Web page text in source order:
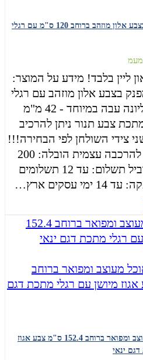
שולחן כתיבה מפנק בצבע אלון מוזהב ברוחב 120 ס"מ עם רגלי
מעמ
ליין בלבד! מידע על המוצר:
בצבע אלון מוזהב עם רגלי
מתכת פלטה עליונה עבה במיוחד - 42 מ"מ
צבע תנור ניתן להרכיב
צידי השולחן לפי הבחירה!!!
* המוצר מיועד להרכבה עצמית הובלה: 200
ש"ח ישולם למוביל תשלום: עד 12 תשלומים
עסקים ארץ…
שולחן פינת אוכל מעוצב ומפואר ברוחב 152.4 ס"מ צבע אגוז
ינאי